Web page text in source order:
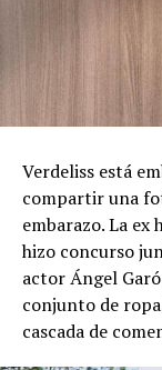
Verdeliss está
compartir una
embarazo. La ex
hizo concurso
actor Ángel
conjunto de
cascada de